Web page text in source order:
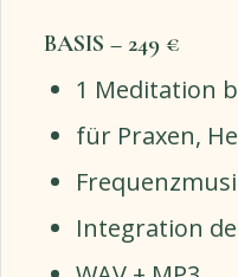
BASIS – 249 €
1 Meditation
für Praxen,
Integration